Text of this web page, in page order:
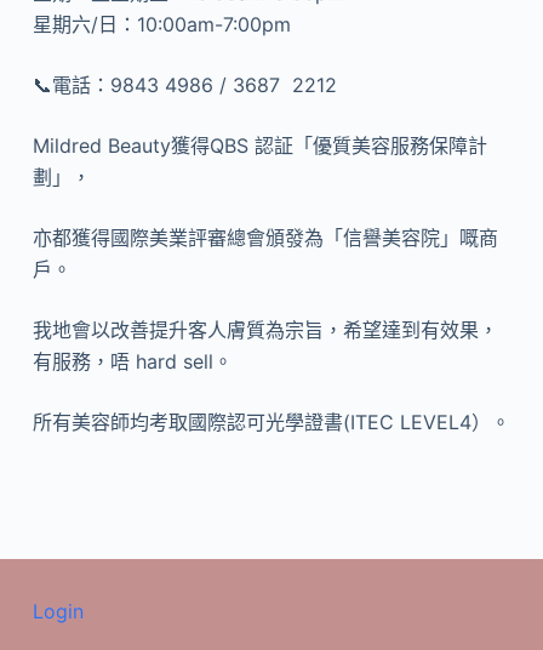
星期六/日：10:00am-7:00pm
📞電話：9843 4986 / 3687 ​ 2212​
Mildred Beauty獲得QBS 認証「優質美容服務保障計
劃」，
亦都獲得國際美業評審總會頒發為「信譽美容院」嘅商
戶。
我地會以改善提升客人膚質為宗旨，希望達到有效果，
有服務，唔 hard sell。
所有美容師均考取國際認可光學證書(ITEC LEVEL4）。
Login